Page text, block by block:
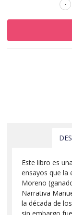
-
Este libro es
ensayos que la
Moreno
Narrativa
la década de